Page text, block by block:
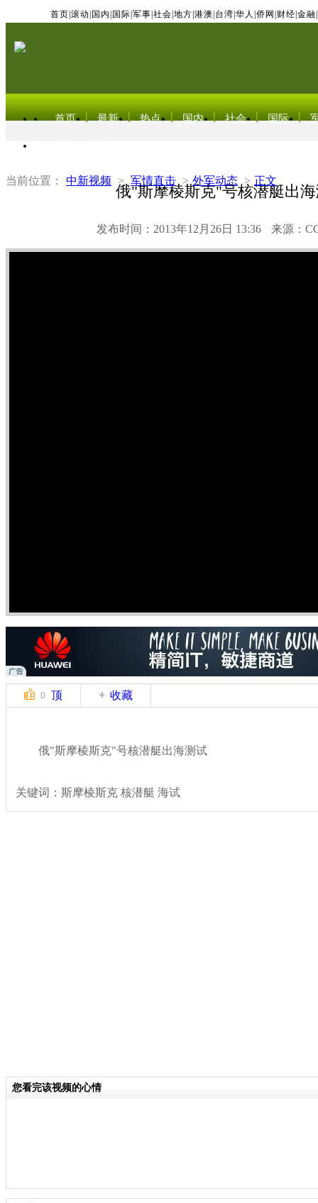
首页 滚动 国内 国际 军事 社会 地方 港澳 台湾 华人 侨网 财经 金融
首页 最新 热点 国内 社会 国际
当前位置： 中新视频 > 军情直击 > 外军动态 > 正文
俄"斯摩棱斯克"号核潜艇出
发布时间：2013年12月26日 13:36 来源：
0 顶 收藏
俄"斯摩棱斯克"号核潜艇出海测试
关键词：斯摩棱斯克 核潜艇 海试
您看完该视频的心情